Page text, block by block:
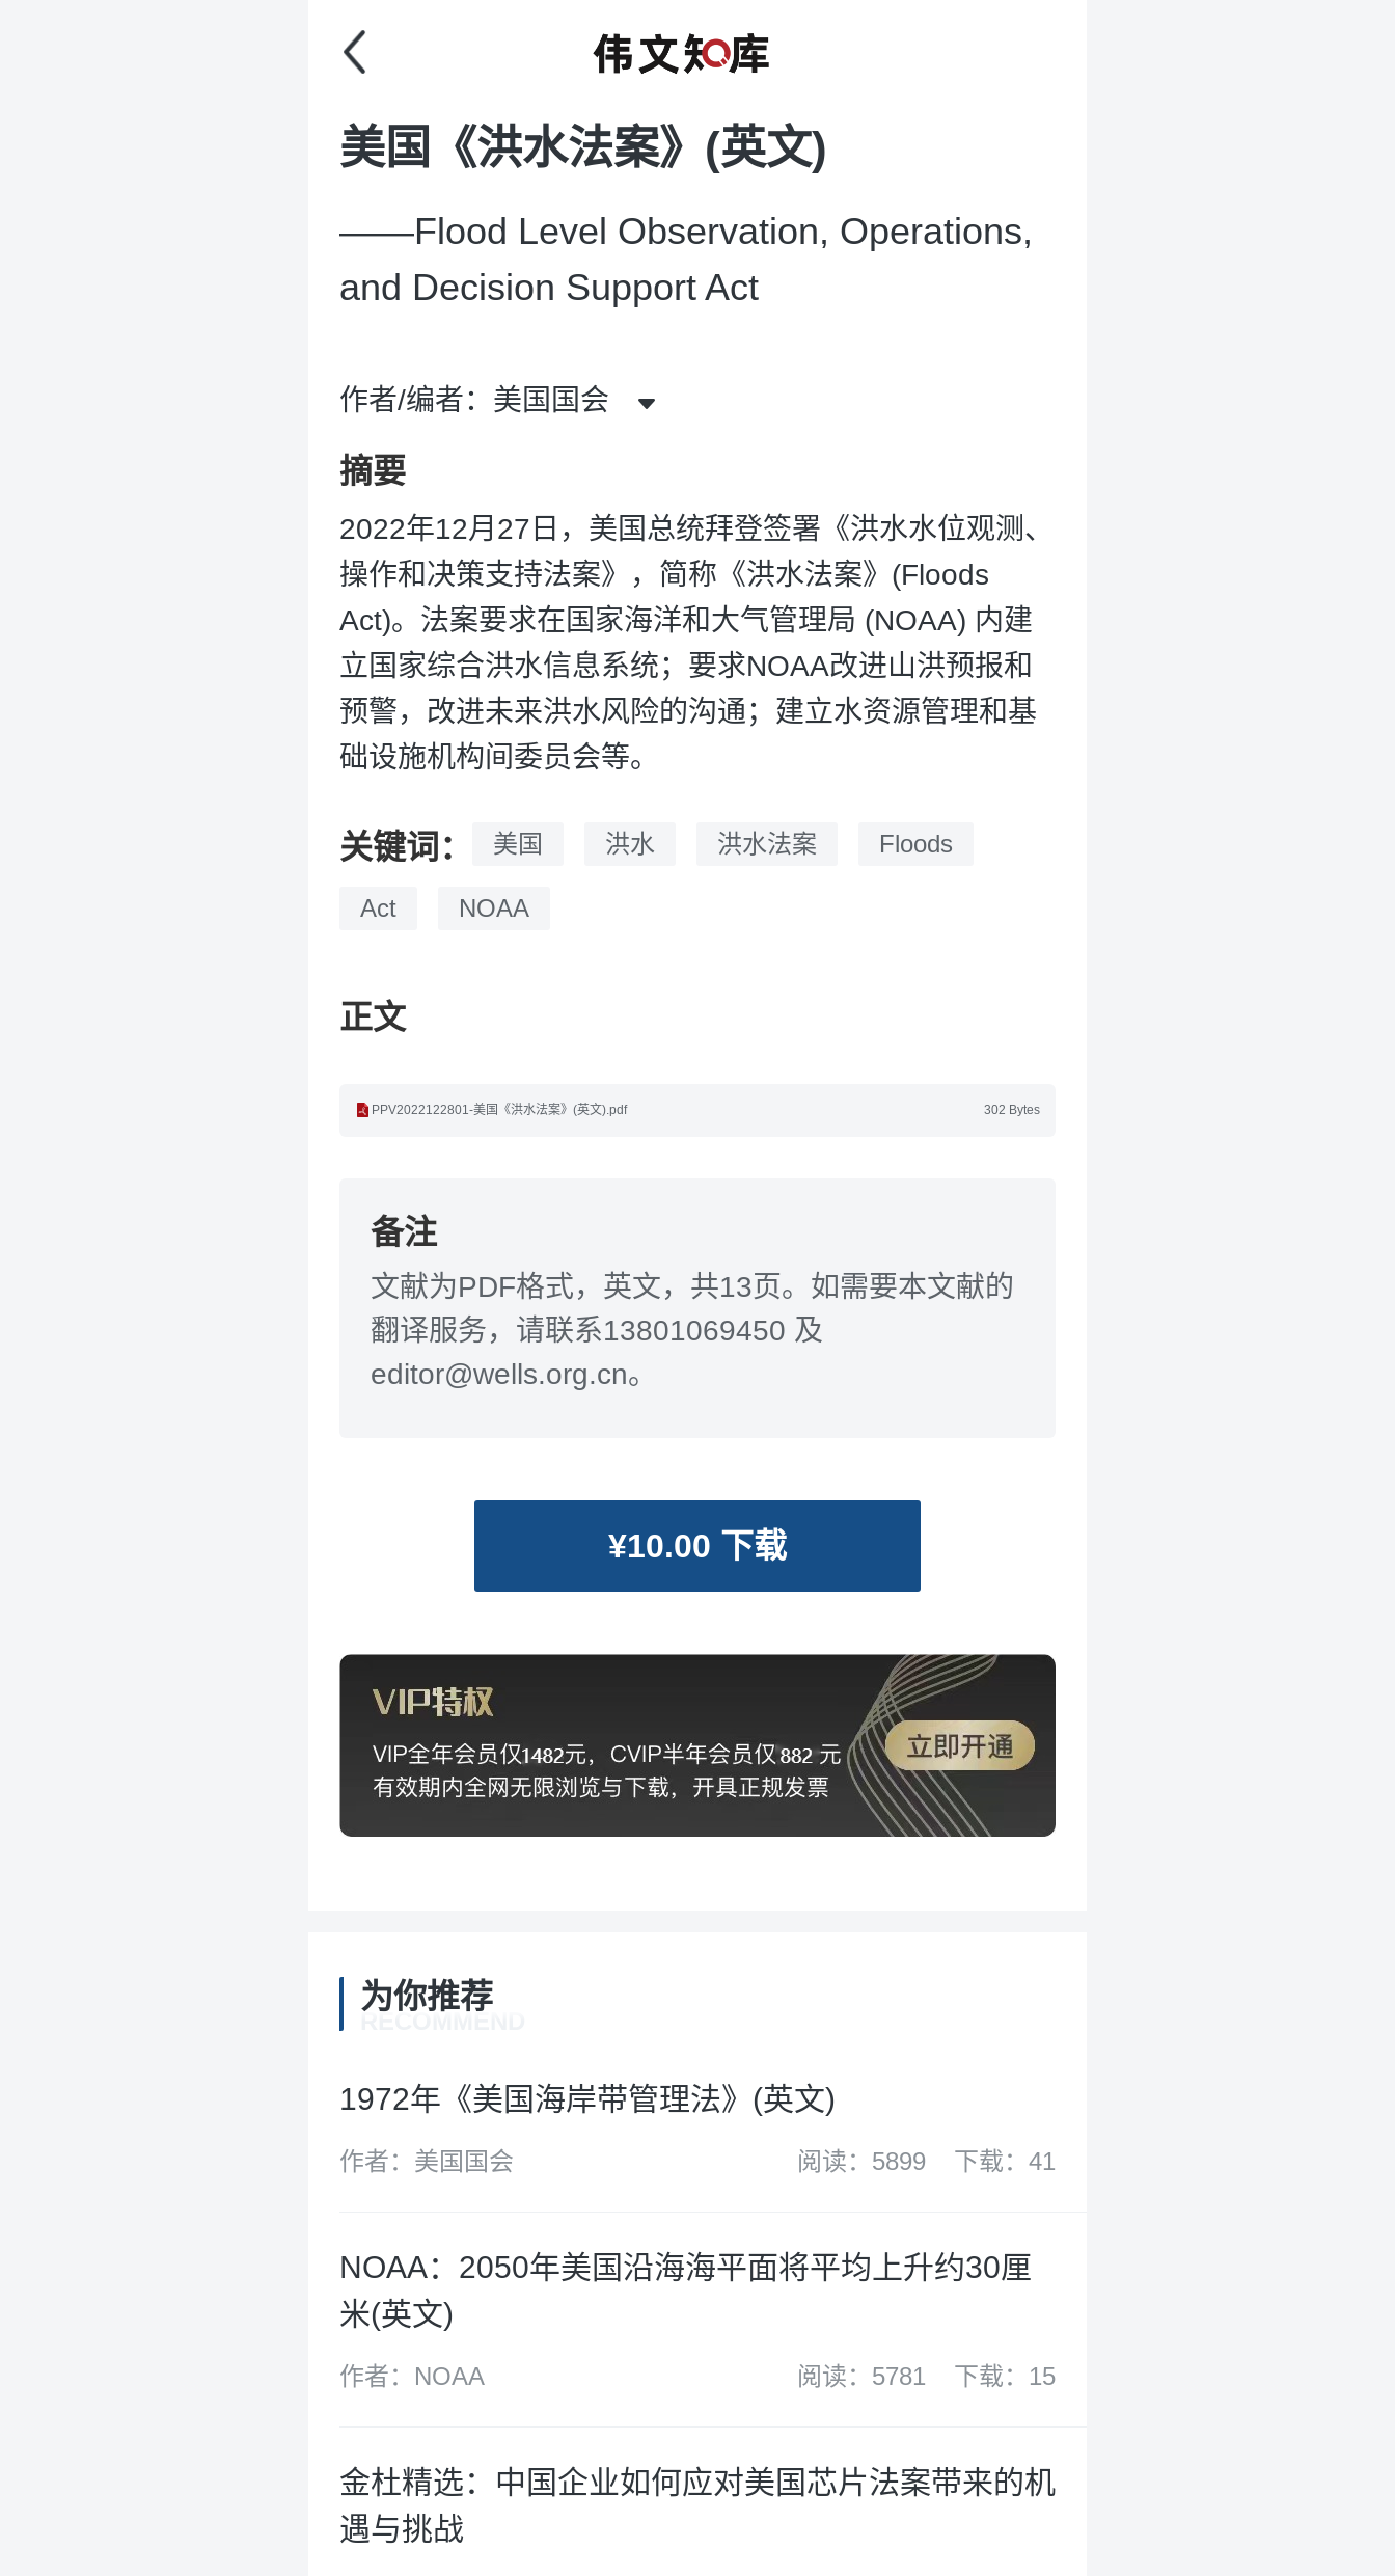
美国《洪水法案》(英文)
——Flood Level Observation, Operations,
and Decision Support Act
作者/编者：美国国会
摘要
2022年12月27日，美国总统拜登签署《洪水水位观测、
操作和决策支持法案》，简称《洪水法案》(Floods
Act)。法案要求在国家海洋和大气管理局 (NOAA) 内建
立国家综合洪水信息系统；要求NOAA改进山洪预报和
预警，改进未来洪水风险的沟通；建立水资源管理和基
础设施机构间委员会等。
关键词： 美国 洪水 洪水法案 Floods
Act NOAA
正文
302 Bytes
PPV2022122801-美国《洪水法案》(英文).pdf
备注
文献为PDF格式，英文，共13页。如需要本文献的
翻译服务，请联系13801069450 及
editor@wells.org.cn。
¥10.00 下载
为你推荐
RECOMMEND
1972年《美国海岸带管理法》(英文)
作者：美国国会 阅读：5899 下载：41
NOAA：2050年美国沿海海平面将平均上升约30厘
米(英文)
作者：NOAA 阅读：5781 下载：15
金杜精选：中国企业如何应对美国芯片法案带来的机
遇与挑战